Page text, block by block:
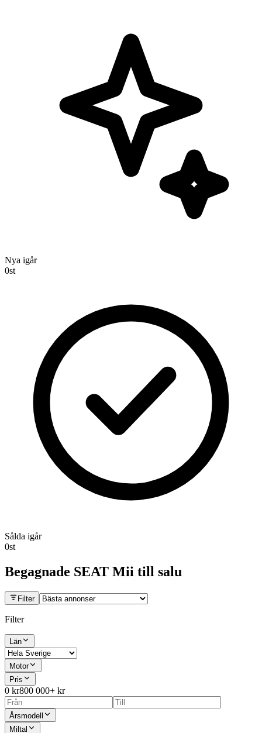
Nya igår
0st
Sålda igår
0st
Begagnade SEAT Mii till salu
Filter
Filter
Län
Motor
Pris
0 kr800 000+ kr
Årsmodell
Miltal